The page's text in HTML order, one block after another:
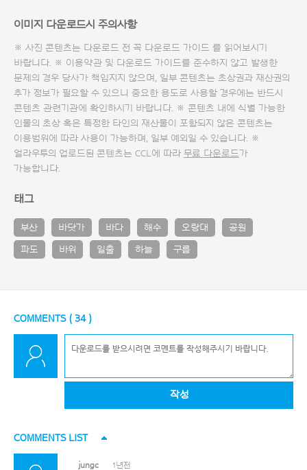
이미지 다운로드시 주의사항
※ 사진 콘텐츠는 다운로드 전 꼭 다운로드 가이드 를 읽어보시기
바랍니다. ※ 이용약관 및 다운로드 가이드를 준수하지 않고 발생한
문제의 경우 당사가 책임지지 않으며, 일부 콘텐츠는 초상권과 재산권의
추가 정보가 필요할 수 있으니 중요한 용도로 사용할 경우에는 반드시
콘텐츠 관련기관에 확인하시기 바랍니다. ※ 콘텐츠 내에 식별 가능한
인물의 초상 혹은 특정한 타인의 재산물이 포함되지 않은 콘텐츠는
이용범위에 따라 사용이 가능하며, 일부 예외일 수 있습니다. ※
얼라우투의 업로드된 콘텐츠는 CCL에 따라 무료 다운로드가
가능합니다.
태그
부산 바닷가 바다 해수 오랑대 공원
파도 바위 일출 하늘 구름
COMMENTS ( 34)
작성
COMMENTS LIST
jungc 1년전